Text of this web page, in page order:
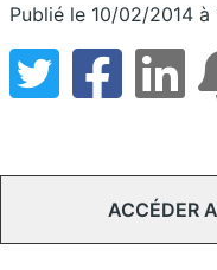
Publié le 10/02/2014 à
ACCÉDER